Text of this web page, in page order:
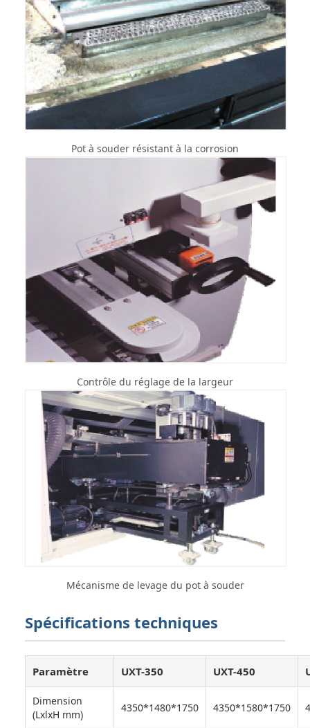
Pot à souder résistant à la corrosion
Contrôle du réglage de la largeur
Mécanisme de levage du pot à souder
Spécifications techniques
Paramètre UXT-350 UXT-450
Dimension
(LxlxH mm)
4350*1480*1750 4350*1580*1750